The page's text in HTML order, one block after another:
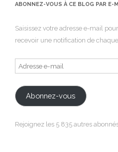
ABONNEZ-VOUS À CE BLOG PAR E-
Saisissez votre adresse e-mail
recevoir une notification de
Adresse
e-
mail
Abonnez-vous
Rejoignez les 5 835 autres